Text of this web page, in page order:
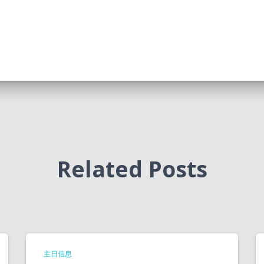
Related Posts
主日信息